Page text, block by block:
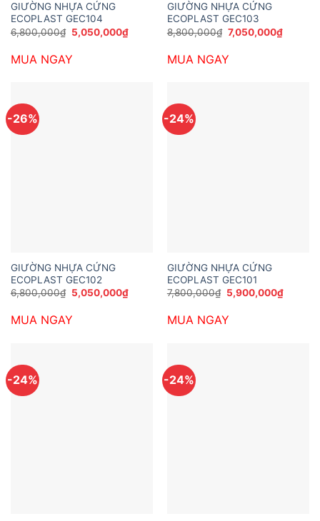
GIƯỜNG NHỰA CỨNG
ECOPLAST GEC104
6,800,000₫ Giá
gốc
6,800,000₫.
5,050,000₫Giá
hiện
MUA NGAY
GIƯỜNG NHỰA CỨNG
ECOPLAST GEC103
8,800,000₫ Giá
gốc
8,800,000₫.
7,050,000₫Giá
hiện
MUA NGAY
-26%
GIƯỜNG NHỰA CỨNG
ECOPLAST GEC102
6,800,000₫ Giá
gốc
6,800,000₫.
5,050,000₫Giá
hiện
MUA NGAY
-24%
GIƯỜNG NHỰA CỨNG
ECOPLAST GEC101
7,800,000₫ Giá
gốc
7,800,000₫.
5,900,000₫Giá
hiện
MUA NGAY
-24% -24%